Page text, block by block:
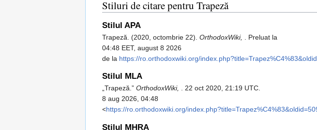
Stiluri de citare pentru Trapeză
Stilul APA
Trapeză. (2020, octombrie 22). OrthodoxWiki,
. Preluat la
04:48 EET, august 8 2026
de la https://ro.orthodoxwiki.org/
Stilul MLA
„Trapeză.” OrthodoxWiki, . 22 oct 2020, 21:19 UTC.
8 aug 2026, 04:48
<https://ro.orthodoxwiki.org/
Stilul MHRA